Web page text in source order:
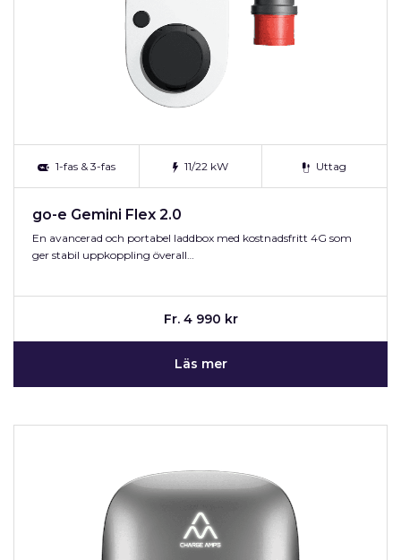
1-fas & 3-fas 11/22 kW Uttag
go-e Gemini Flex 2.0
En avancerad och portabel laddbox med kostnadsfritt 4G som
ger stabil uppkoppling överall…
Fr. 4 990 kr
Läs mer